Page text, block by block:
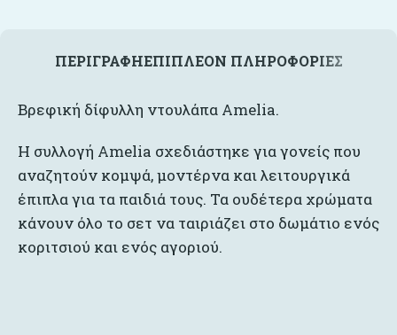
ΠΕΡΙΓΡΑΦΉΕΠΙΠΛΈΟΝ ΠΛΗΡΟΦΟΡΊΕΣ
Βρεφική δίφυλλη ντουλάπα Amelia.
Η συλλογή Amelia σχεδιάστηκε για γονείς που
αναζητούν κομψά, μοντέρνα και λειτουργικά
έπιπλα για τα παιδιά τους. Τα ουδέτερα χρώματα
κάνουν όλο το σετ να ταιριάζει στο δωμάτιο ενός
κοριτσιού και ενός αγοριού.